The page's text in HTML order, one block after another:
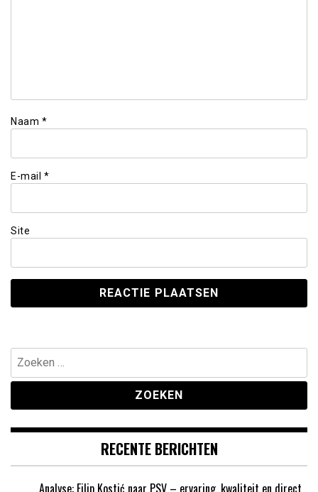
Naam *
E-mail *
Site
Zoeken
naar:
RECENTE BERICHTEN
Analyse: Filip Kostić naar PSV – ervaring, kwaliteit en direct